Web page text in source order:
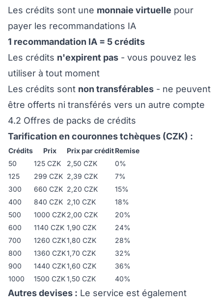
Les crédits sont une monnaie virtuelle pour
payer les recommandations IA
1 recommandation IA = 5 crédits
Les crédits n'expirent pas - vous pouvez les
utiliser à tout moment
Les crédits sont non transférables - ne peuvent
être offerts ni transférés vers un autre compte
4.2 Offres de packs de crédits
Tarification en couronnes tchèques (CZK) :
Crédits Prix Prix par créditRemise
50
125 CZK 2,50 CZK
0%
125
299 CZK 2,39 CZK
7%
300
660 CZK 2,20 CZK
15%
400
840 CZK 2,10 CZK
18%
500
1000 CZK2,00 CZK
20%
600
1140 CZK 1,90 CZK
24%
700
1260 CZK1,80 CZK
28%
800
1360 CZK1,70 CZK
32%
900
1440 CZK1,60 CZK
36%
1000
1500 CZK1,50 CZK 40%
Autres devises : Le service est également